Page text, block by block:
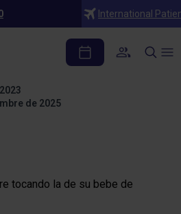
International
la donación
de 2025